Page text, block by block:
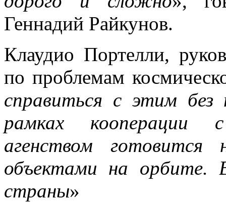
Геннадий Райкунов.
Клаудио Портелли,
по проблемам
справиться с этим без
рамках кооперации
агенством готовится
объектами на орбите.
страны»